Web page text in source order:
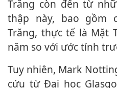
Trăng còn đến từ
thập này, bao gồm
Trăng, thực tế là Mặt
năm so với ước tính
Tuy nhiên, Mark Nottingham, một nhà nghiên
cứu từ Đại học